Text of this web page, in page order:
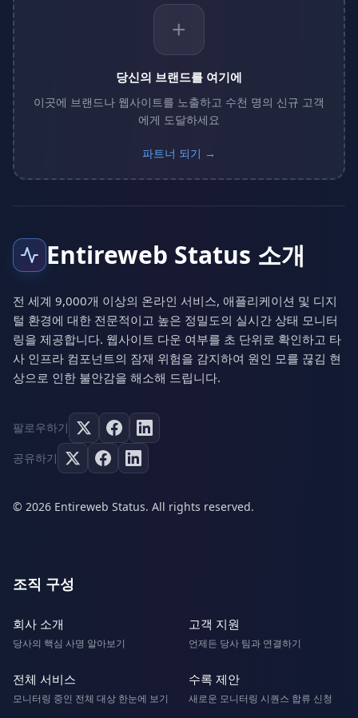
+
당신의 브랜드를 여기에
이곳에 브랜드나 웹사이트를 노출하고 수천 명의 신규 고객
에게 도달하세요
파트너 되기 →
Entireweb Status 소개
전 세계 9,000개 이상의 온라인 서비스, 애플리케이션 및 디지
털 환경에 대한 전문적이고 높은 정밀도의 실시간 상태 모니터
링을 제공합니다. 웹사이트 다운 여부를 초 단위로 확인하고 타
사 인프라 컴포넌트의 잠재 위험을 감지하여 원인 모를 끊김 현
상으로 인한 불안감을 해소해 드립니다.
팔로우하기
공유하기
© 2026 Entireweb Status. All rights reserved.
조직 구성
회사 소개
당사의 핵심 사명 알아보기
고객 지원
언제든 당사 팀과 연결하기
전체 서비스
모니터링 중인 전체 대상 한눈에 보기
수록 제안
새로운 모니터링 시퀀스 합류 신청